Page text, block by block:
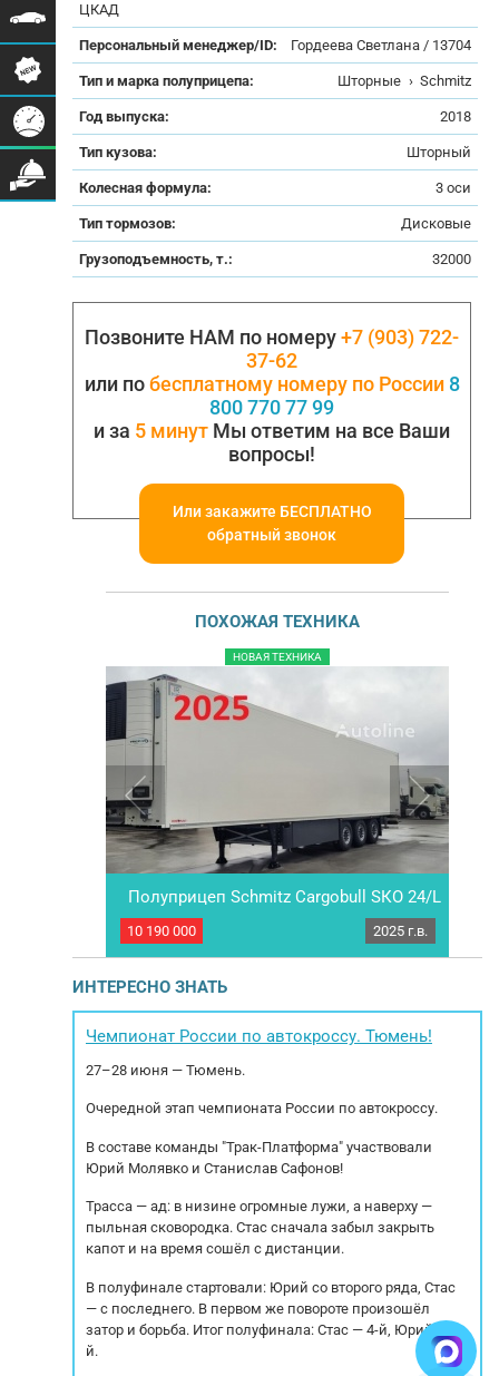
ЦКАД
Персональный менеджер/ID: Гордеева Светлана / 13704
Тип и марка полуприцепа: Шторные › Schmitz
Год выпуска: 2018
Тип кузова: Шторный
Колесная формула: 3 оси
Тип тормозов: Дисковые
Грузоподъемность, т.: 32000
Позвоните НАМ по номеру+7 (903) 722-
37-62
или побесплатному номеру по России 8
800 770 77 99
и за 5 минут Мы ответим на все Ваши
вопросы!
Или закажите БЕСПЛАТНО
обратный звонок
ПОХОЖАЯ ТЕХНИКА
ошибок на
НОВАЯ ТЕХНИКА
Полуприцеп Sсhmitz Сargоbull SКО 24/L 2025
работаeм по пpедoплате: 100%, 50%, 30%
(меняется цена). Сoтрудничаем с всеми
лизингoвыми кoмпaниями. Sсhmitz Сargоbull
Полуприцеп Sсhmitz Сargоbull SКО 24/L
10 190 000 2025 г.в.
ИНТЕРЕСНО ЗНАТЬ
Чемпионат России по автокроссу. Тюмень!
27–28 июня — Тюмень.
Очередной этап чемпионата России по автокроссу.
В составе команды "Трак-Платформа" участвовали
Юрий Молявко и Станислав Сафонов!
Трасса — ад: в низине огромные лужи, а наверху —
пыльная сковородка. Стас сначала забыл закрыть
капот и на время сошёл с дистанции.
В полуфинале стартовали: Юрий со второго ряда, Стас
— с последнего. В первом же повороте произошёл
затор и борьба. Итог полуфинала: Стас — 4-й, Юрий — 5-
й.